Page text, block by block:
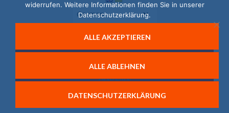
SIE KÖNNEN IHRE EINWILLIGUNG JEDERZEIT
WIDERRUFEN UND IHRE COOKIE-EINSTELLUNGEN
ÄNDERN.
widerrufen. Weitere Informationen finden Sie in unserer
Datenschutzerklärung.
ALLE AKZEPTIEREN
ALLE ABLEHNEN
DATENSCHUTZERKLÄRUNG